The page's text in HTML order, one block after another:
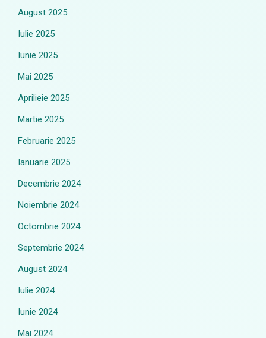
August 2025
Iulie 2025
Iunie 2025
Mai 2025
Aprilieie 2025
Martie 2025
Februarie 2025
Ianuarie 2025
Decembrie 2024
Noiembrie 2024
Octombrie 2024
Septembrie 2024
August 2024
Iulie 2024
Iunie 2024
Mai 2024